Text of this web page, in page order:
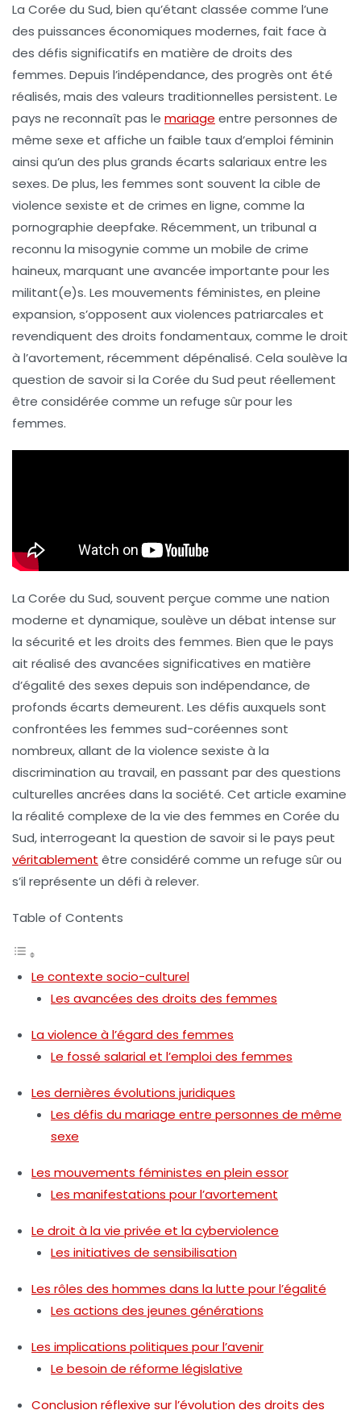
La Corée du Sud, bien qu’étant classée comme l’une
des puissances économiques modernes, fait face à
des défis significatifs en matière de droits des
femmes. Depuis l’indépendance, des progrès ont été
réalisés, mais des valeurs traditionnelles persistent. Le
pays ne reconnaît pas le mariage entre personnes de
même sexe et affiche un faible taux d’emploi féminin
ainsi qu’un des plus grands écarts salariaux entre les
sexes. De plus, les femmes sont souvent la cible de
violence sexiste et de crimes en ligne, comme la
pornographie deepfake. Récemment, un tribunal a
reconnu la misogynie comme un mobile de crime
haineux, marquant une avancée importante pour les
militant(e)s. Les mouvements féministes, en pleine
expansion, s’opposent aux violences patriarcales et
revendiquent des droits fondamentaux, comme le droit
à l’avortement, récemment dépénalisé. Cela soulève la
question de savoir si la Corée du Sud peut réellement
être considérée comme un refuge sûrpour les
femmes.
La Corée du Sud, souvent perçue comme une nation
moderne et dynamique, soulève un débat intense sur
la sécurité et les droits des femmes. Bien que le pays
ait réalisé des avancées significatives en matière
d’égalité des sexes depuis son indépendance, de
profonds écarts demeurent. Les défis auxquels sont
confrontées les femmes sud-coréennes sont
nombreux, allant de la violence sexiste à la
discrimination au travail, en passant par des questions
culturelles ancrées dans la société. Cet article examine
la réalité complexe de la vie des femmes en Corée du
Sud, interrogeant la question de savoir si le pays peut
véritablement être considéré comme un refuge sûrou
s’il représente un défi à relever.
Table of Contents
Le contexte socio-culturel
Les avancées des droits des femmes
La violence à l’égard des femmes
Le fossé salarial et l’emploi des femmes
Les dernières évolutions juridiques
Les défis du mariage entre personnes de même
sexe
Les mouvements féministes en plein essor
Les manifestations pour l’avortement
Le droit à la vie privée et la cyberviolence
Les initiatives de sensibilisation
Les rôles des hommes dans la lutte pour l’égalité
Les actions des jeunes générations
Les implications politiques pour l’avenir
Le besoin de réforme législative
Conclusion réflexive sur l’évolution des droits des